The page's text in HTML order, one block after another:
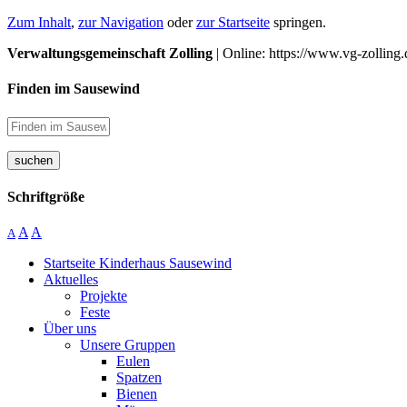
Zum Inhalt, zur Navigation oderzur Startseite springen.
Verwaltungsgemeinschaft Zolling | Online: https://www.vg-
Finden im Sausewind
suchen
Schriftgröße
A A A
Startseite Kinderhaus Sausewind
Aktuelles
Projekte
Feste
Über uns
Unsere Gruppen
Eulen
Spatzen
Bienen